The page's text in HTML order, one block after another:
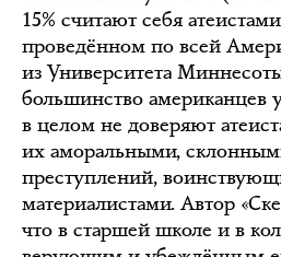
15% считают себя
проведённом по всей
из Университета
большинство американцев
в целом не доверяют
их аморальными,
преступлений,
материалистами. Автор
что в старшей школе и в